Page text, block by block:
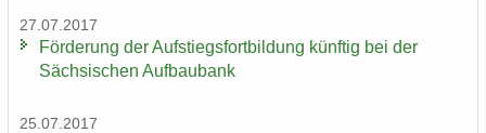
27.07.2017
För­de­rung der Auf­stiegs­fort­bil­dung künf­tig bei der
Säch­si­schen Auf­bau­bank
25.07.2017